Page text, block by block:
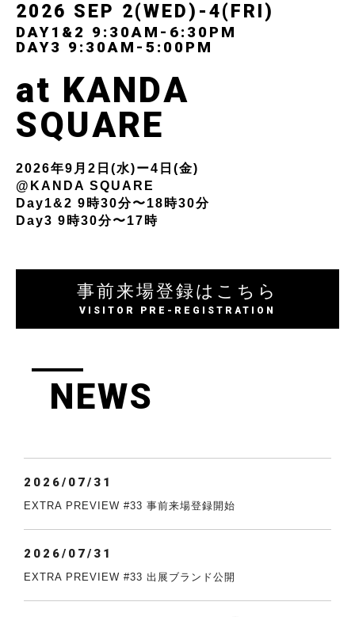
2026 SEP 2(WED)-4(FRI)
DAY1&2 9:30AM-6:30PM
DAY3 9:30AM-5:00PM
at KANDA
SQUARE
2026年9月2日(水)ー4日(金)
@KANDA SQUARE
Day1&2 9時30分〜18時30分
Day3 9時30分〜17時
事前来場登録はこちら
VISITOR PRE-REGISTRATION
NEWS
2026/07/31
EXTRA PREVIEW #33 事前来場登録開始
2026/07/31
EXTRA PREVIEW #33 出展ブランド公開